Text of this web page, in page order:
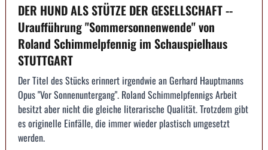
DER HUND ALS STÜTZE DER GESELLSCHAFT --
Uraufführung "Sommersonnenwende" von
Roland Schimmelpfennig im Schauspielhaus
STUTTGART
Der Titel des Stücks erinnert irgendwie an Gerhard Hauptmanns
Opus "Vor Sonnenuntergang". Roland Schimmelpfennigs Arbeit
besitzt aber nicht die gleiche literarische Qualität. Trotzdem gibt
es originelle Einfälle, die immer wieder plastisch umgesetzt
werden.